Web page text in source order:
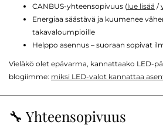
CANBUS-yhteensopivuus (lue lisää /
Energiaa säästävä ja kuumenee
takavaloumpioille
Helppo asennus – suoraan sopivat
Vieläkö olet epävarma, kannattaako LED-
blogiimme: miksi LED-valot kannattaa
🔧 Yhteensopivuus